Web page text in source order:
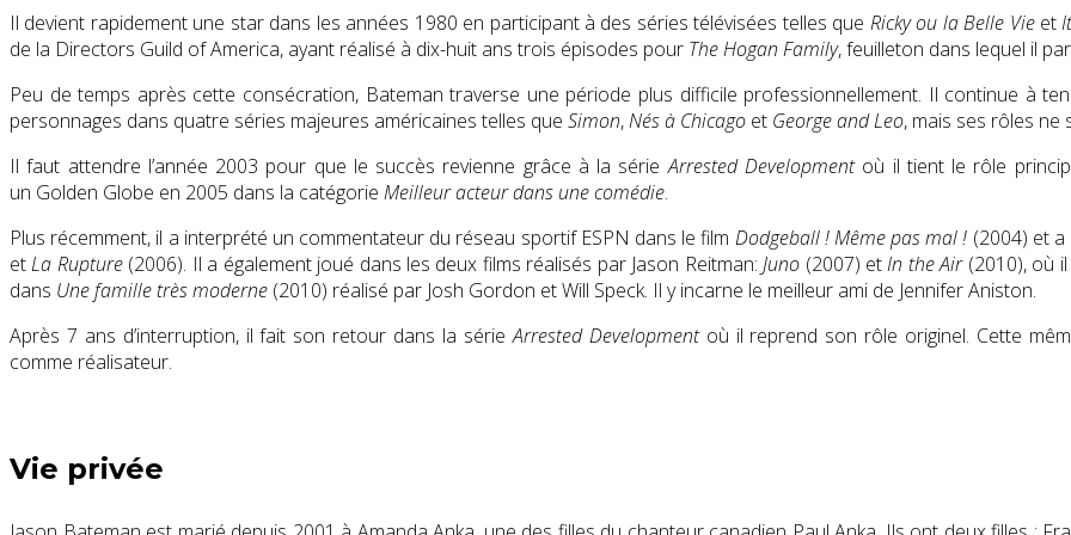
Il devient rapidement une star dans les années 1980 en participant à des séries télévisées telles que Ricky ou la Belle Vieet
de la Directors Guild of America, ayant réalisé à dix-huit ans trois épisodes pour The Hogan Family, feuilleton dans lequel il
Peu de temps après cette consécration, Bateman traverse une période plus difficile professionnellement. Il continue à
personnages dans quatre séries majeures américaines telles que Simon,Nés à Chicago et George and Leo, mais ses rôles ne
Il faut attendre l’année 2003 pour que le succès revienne grâce à la sérieArrested Developmentoù il tient le rôle
un Golden Globe en 2005 dans la catégorie Meilleur acteur dans une comédie.
Plus récemment, il a interprété un commentateur du réseau sportif ESPN dans le film Dodgeball ! Même pas mal ! (2004) et
etLa Rupture (2006). Il a également joué dans les deux films réalisés par Jason Reitman:Juno (2007) etIn the Air (2010), où
dans Une famille très moderne (2010) réalisé par Josh Gordon et Will Speck. Il y incarne le meilleur ami de Jennifer Aniston.
Après 7 ans d’interruption, il fait son retour dans la sérieArrested Developmentoù il reprend son rôle originel. Cette
comme réalisateur.
Vie privée